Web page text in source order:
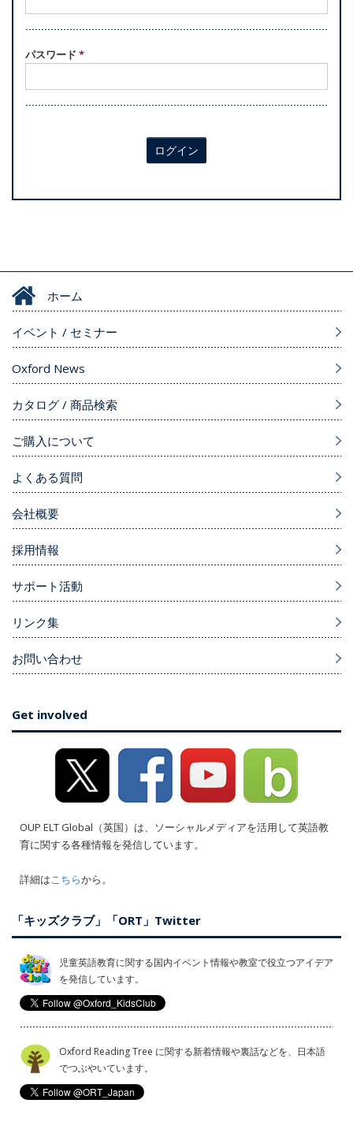
パスワード *
ログイン
ホーム
イベント / セミナー
Oxford News
カタログ / 商品検索
ご購入について
よくある質問
会社概要
採用情報
サポート活動
リンク集
お問い合わせ
Get involved
OUP ELT Global（英国）は、ソーシャルメディアを活用して英語教
育に関する各種情報を発信しています。
詳細はこちらから。
「キッズクラブ」「ORT」Twitter
児童英語教育に関する国内イベント情報や教室で役立つアイデア
を発信しています。
Oxford Reading Tree に関する新着情報や裏話などを、日本語
でつぶやいています。